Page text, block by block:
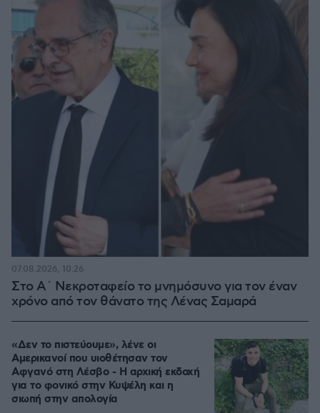
Στο Α΄ Νεκροταφείο το μνημόσυνο για τον έναν
χρόνο από τον θάνατο της Λένας Σαμαρά
07.08.2026, 10:26
«Δεν το πιστεύουμε», λένε οι
Αμερικανοί που υιοθέτησαν τον
Αφγανό στη Λέσβο - Η αρχική εκδοχή
για το φονικό στην Κυψέλη και η
σιωπή στην απολογία